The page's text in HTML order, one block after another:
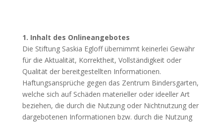
1. Inhalt des Onlineangebotes
Die Stiftung Saskia Egloff übernimmt keinerlei Gewähr
für die Aktualität, Korrektheit, Vollständigkeit oder
Qualität der bereitgestellten Informationen.
Haftungsansprüche gegen das Zentrum Bindersgarten,
welche sich auf Schäden materieller oder ideeller Art
beziehen, die durch die Nutzung oder Nichtnutzung der
dargebotenen Informationen bzw. durch die Nutzung